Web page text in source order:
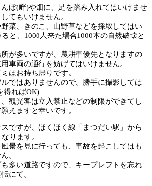
ぼ(畔)や畑に、足を踏み入れてはいけませ
てもいけません。
菜、きのこ、山野草などを採取してはい
と、1000人来た場合1000本の自然破壊と
が多いですが、農耕車優先となりますの
車両の通行を妨げてはいけません。
はお持ち帰りです。
ではありませんので、勝手に撮影しては
得ればOK)
観光客は立入禁止などの制限ができてし
えますと幸いです。
ですが、ほくほく線「まつだい駅」から
ります。
景を見に行っても、事故を起こしてはも
。
多い道路ですので、キープレフトを忘れ
にて。